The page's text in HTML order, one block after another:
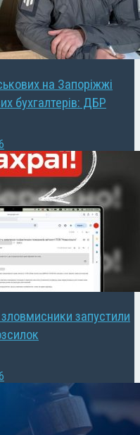
на Запоріжжі
бухгалтерів: ДБР
запустили